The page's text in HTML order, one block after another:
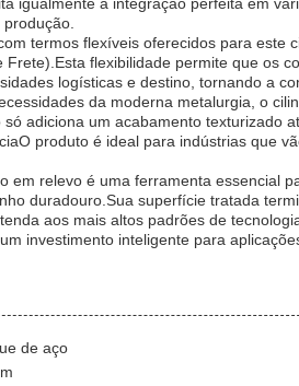
termos flexíveis oferecidos para
flexibilidade permite que os
logísticas e destino, tornando a
da moderna metalurgia, o
adiciona um acabamento texturizado
produto é ideal para indústrias que
em relevo é uma ferramenta essencial
duradouro.Sua superfície tratada
aos mais altos padrões de
investimento inteligente para
de aço